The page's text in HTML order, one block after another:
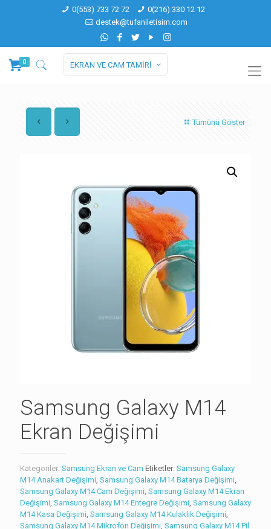
0(553) 733 72 72
0(216) 330 12 12
destek@tufaniletisim.com
0 EKRAN VE CAM TAMİRİ
Tümünü Göster
Samsung Galaxy M14
Ekran Değişimi
Kategoriler: Samsung Ekran ve Cam Etiketler: Samsung Galaxy
M14 Anakart Değişimi, Samsung Galaxy M14 Batarya Değişimi,
Samsung Galaxy M14 Cam Değişimi, Samsung Galaxy M14 Ekran
Değişimi, Samsung Galaxy M14 Entegre Değişimi, Samsung Galaxy
M14 Kasa Değişimi, Samsung Galaxy M14 Kulaklık Değişimi,
Samsung Galaxy M14 Mikrofon Değişimi, Samsung Galaxy M14 Pil